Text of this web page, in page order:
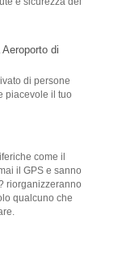
di
di persone
piacevole il tuo
come il
il GPS e sanno
riorganizzeranno
qualcuno che